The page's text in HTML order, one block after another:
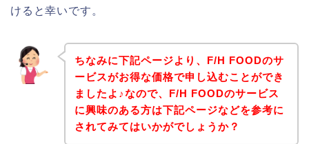
けると幸いです。
ちなみに下記ページより、F/H FOODのサ
ービスがお得な価格で申し込むことができ
ましたよ♪なので、F/H FOODのサービス
に興味のある方は下記ページなどを参考に
されてみてはいかがでしょうか？